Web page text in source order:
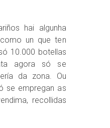
hai algunha
un que ten
10.000 botellas
agora só se
da zona. Ou
se empregan as
recollidas